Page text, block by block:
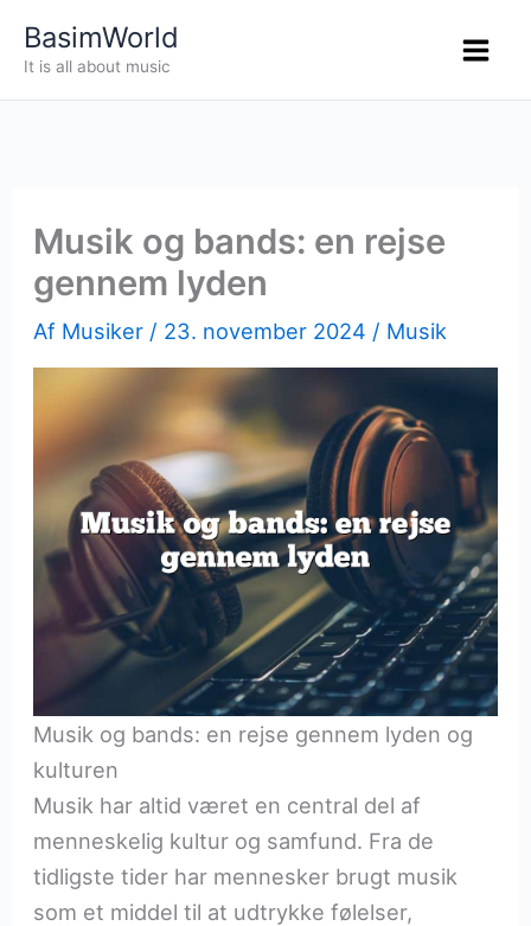
BasimWorld
It is all about music
Musik og bands: en rejse
gennem lyden
Af Musiker / 23. november 2024 / Musik
Musik og bands: en rejse gennem lyden og
kulturen
Musik har altid været en central del af
menneskelig kultur og samfund. Fra de
tidligste tider har mennesker brugt musik
som et middel til at udtrykke følelser,